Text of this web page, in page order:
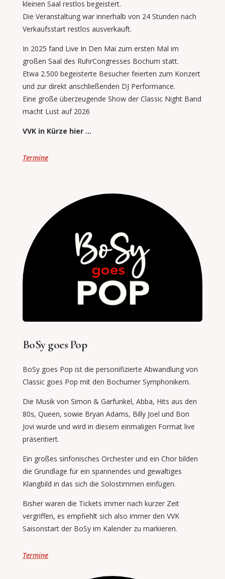
kleinen Saal restlos begeistert.
Die Veranstaltung war innerhalb von 24 Stunden nach
Verkaufsstart restlos ausverkauft.
In 2025 fand Live In Den Mai zum ersten Mal im
großen Saal des RuhrCongresses Bochum statt.
Etwa 2.500 begeisterte Besucher feierten zum Konzert
und zur direkt anschließenden DJ Performance.
Eine große überzeugende Show der Classic Night Band
macht Lust auf 2026
VVK in Kürze hier …
Termine
BoSy goes Pop
BoSy goes Pop ist die personifizierte Abwandlung von
Classic goes Pop mit den Bochumer Symphonikern.
Die Musik von Simon & Garfunkel, Abba, Hits aus den
80s, Queen, sowie Bryan Adams, Billy Joel und Bon
Jovi wurde und wird in diesem einmaligen Format live
präsentiert.
Ein großes sinfonisches Orchester und ein Chor bilden
die Grundlage für ein spannendes und gewaltiges
Klangbild in das sich die Solostimmen einfügen.
Bisher waren die Tickets immer nach kurzer Zeit
vergriffen, es empfiehlt sich also immer den VVK
Saisonstart der BoSy im Kalender zu markieren.
Termine